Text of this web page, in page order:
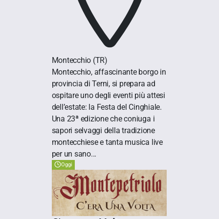
Montecchio (TR)
Montecchio, affascinante borgo in
provincia di Terni, si prepara ad
ospitare uno degli eventi più attesi
dell’estate: la Festa del Cinghiale.
Una 23ª edizione che coniuga i
sapori selvaggi della tradizione
montecchiese e tanta musica live
per un sano...
Oggi